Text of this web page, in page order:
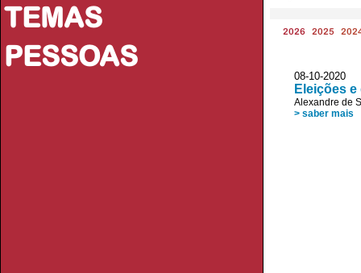
TEMAS
PESSOAS
2026 2025
08-10-
Eleições
Alexandre de
> saber mais